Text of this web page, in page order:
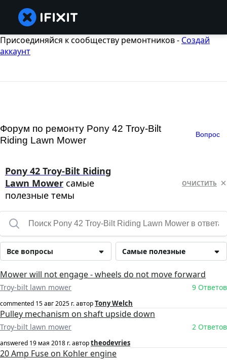
Присоединяйся к сообществу ремонтников - Создай
аккаунт
Форум по ремонту Pony 42 Troy-Bilt
Riding Lawn Mower
Вопрос
Pony 42 Troy-Bilt Riding
Lawn Mower самые
полезные темы
ОЧИСТИТЬ
Самые полезные
Все вопросы
Mower will not engage - wheels do not move forward
Troy-bilt lawn mower 9 Ответов
commented 15 авг 2025 г.авторTony Welch
Pulley mechanism on shaft upside down
Troy-bilt lawn mower 2 Ответов
answered 19 мая 2018 г.авторtheodevries
20 Amp Fuse on Kohler engine